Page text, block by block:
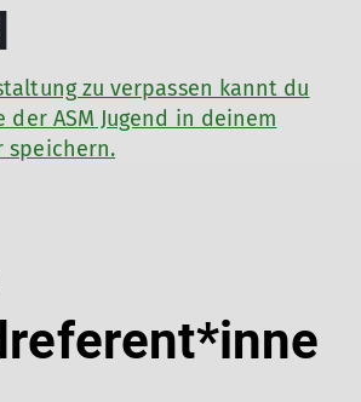
zu verpassen kannt du
der ASM Jugend in deinem
speichern.